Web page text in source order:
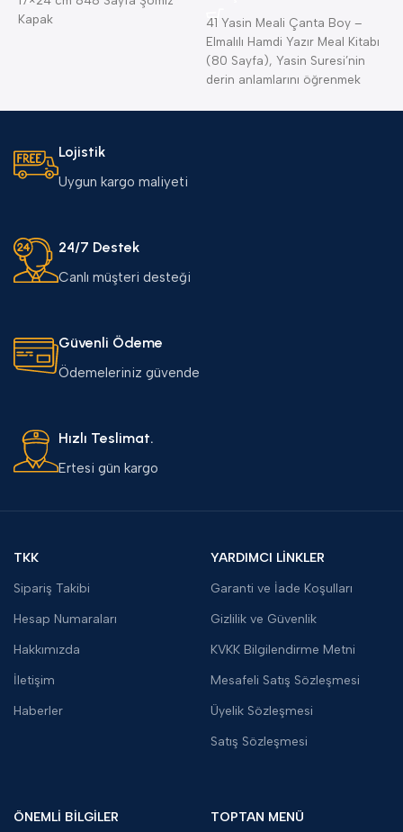
Kapak
41 Yasin Meali Çanta Boy –
Elmalılı Hamdi Yazır Meal Kitabı
(80 Sayfa), Yasin Suresi’nin
derin anlamlarını öğrenmek
Lojistik
Uygun kargo maliyeti
24/7 Destek
Canlı müşteri desteği
Güvenli Ödeme
Ödemeleriniz güvende
Hızlı Teslimat.
Ertesi gün kargo
TKK
Sipariş Takibi
Hesap Numaraları
Hakkımızda
İletişim
Haberler
YARDIMCI LİNKLER
Garanti ve İade Koşulları
Gizlilik ve Güvenlik
KVKK Bilgilendirme Metni
Mesafeli Satış Sözleşmesi
Üyelik Sözleşmesi
Satış Sözleşmesi
ÖNEMLİ BİLGİLER
TOPTAN MENÜ